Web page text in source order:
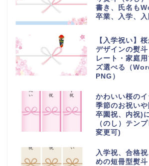
書き、氏名も
卒業、入学、
【入学祝い】
デザインの熨
レート・家庭
ズ選べる（
PNG）
かわいい桜の
季節のお祝いや
卒園祝、内祝)
（のし）テン
変更可)
入学祝、合格
めの短冊型熨